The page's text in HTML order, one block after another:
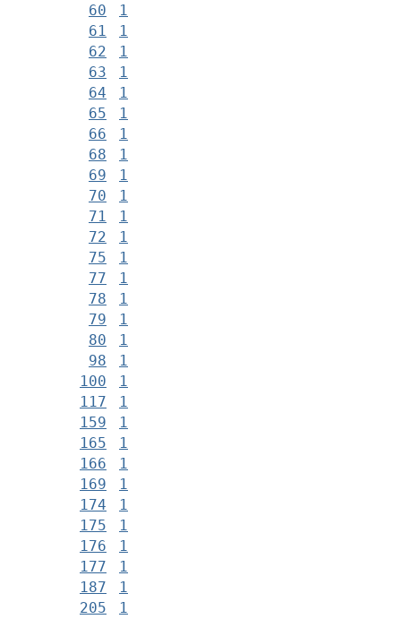
60
1
61
1
62
1
63
1
64
1
65
1
66
1
68
1
69
1
70
1
71
1
72
1
75
1
77
1
78
1
79
1
80
1
98
1
100
1
117
1
159
1
165
1
166
1
169
1
174
1
175
1
176
1
177
1
187
1
205
1